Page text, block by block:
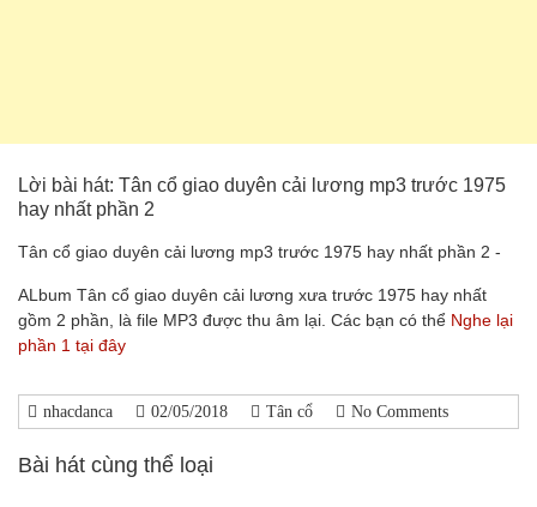
Lời bài hát: Tân cổ giao duyên cải lương mp3 trước 1975
hay nhất phần 2
Tân cổ giao duyên cải lương mp3 trước 1975 hay nhất phần 2 -
ALbum Tân cổ giao duyên cải lương xưa trước 1975 hay nhất
gồm 2 phần, là file MP3 được thu âm lại. Các bạn có thể Nghe lại
phần 1 tại đây
nhacdanca 02/05/2018 Tân cổ No Comments
Bài hát cùng thể loại